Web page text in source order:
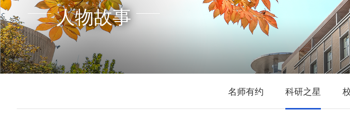
人物故事
名师有约 科研之星